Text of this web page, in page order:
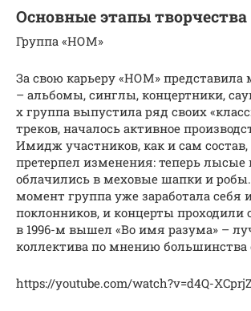
Основные этапы творчества
Группа «НОМ»
За свою карьеру «НОМ»
– альбомы, синглы, концертники,
х группа выпустила ряд своих
треков, началось активное
Имидж участников, как и сам состав,
претерпел изменения: теперь
облачились в меховые шапки и
момент группа уже заработала себя
поклонников, и концерты проходили
в 1996-м вышел «Во имя разума» –
коллектива по мнению большинства
https://youtube.com/watch?v=d4Q-